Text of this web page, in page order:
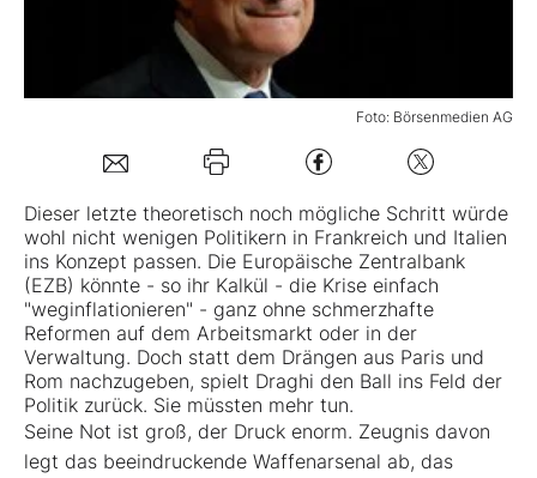
Folgen Sie uns
Kontakt
Foto: Börsenmedien AG
Dieser letzte theoretisch noch mögliche Schritt würde
wohl nicht wenigen Politikern in Frankreich und Italien
ins Konzept passen. Die Europäische Zentralbank
(EZB) könnte - so ihr Kalkül - die Krise einfach
"weginflationieren" - ganz ohne schmerzhafte
Reformen auf dem Arbeitsmarkt oder in der
Verwaltung. Doch statt dem Drängen aus Paris und
Rom nachzugeben, spielt Draghi den Ball ins Feld der
Politik zurück. Sie müssten mehr tun.
Seine Not ist groß, der Druck enorm. Zeugnis davon
legt das beeindruckende Waffenarsenal ab, das